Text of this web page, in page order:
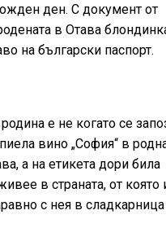
ден. С документ от
в Отава
на български паспорт.
е не когато се
вино „София“ в
а на етикета дори била
в страната, от която
с нея в сладкарница